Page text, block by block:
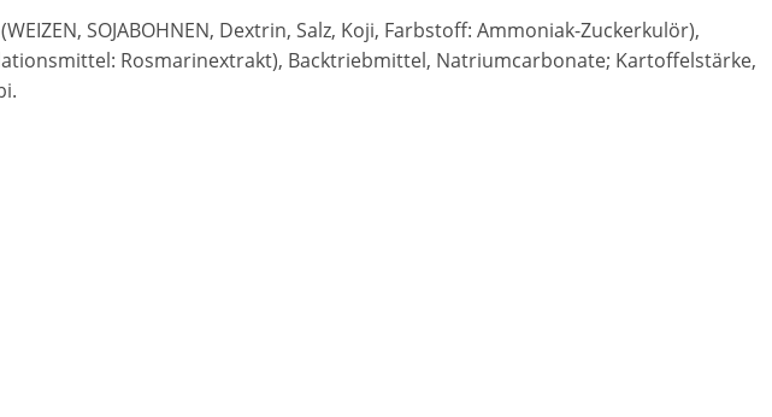
SOJABOHNEN, Dextrin, Salz, Koji, Farbstoff: Ammoniak-Zuckerkulör),
Rosmarinextrakt), Backtriebmittel, Natriumcarbonate; Kartoffelstärke,